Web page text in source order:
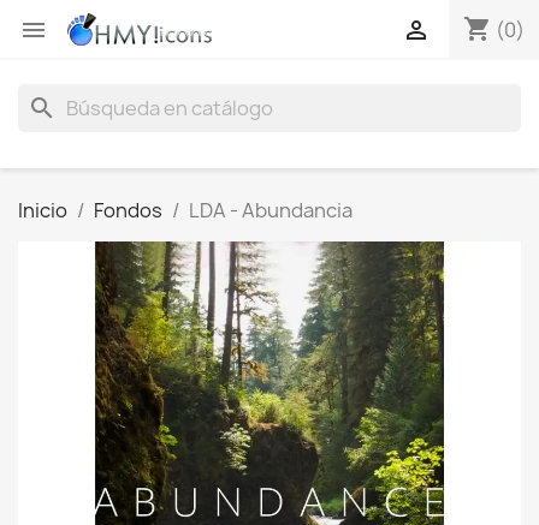
 shopping_cart (0)

search
Inicio Fondos LDA - Abundancia